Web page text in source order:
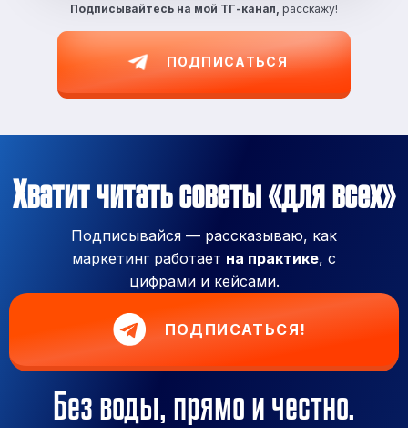
Подписывайтесь на мой ТГ-канал, расскажу!
ПОДПИСАТЬСЯ
Хватит читать советы «для всех»
Подписывайся — рассказываю, как
маркетинг работает на практике, с
цифрами и кейсами.
ПОДПИСАТЬСЯ!
Без воды, прямо и честно.